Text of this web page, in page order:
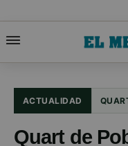
ACTUALIDAD
Quart de